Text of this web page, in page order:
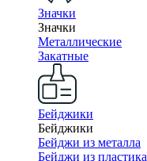
Значки
Значки
Металлические
Закатные
Бейджики
Бейджики
Бейджи из металла
Бейджи из пластика